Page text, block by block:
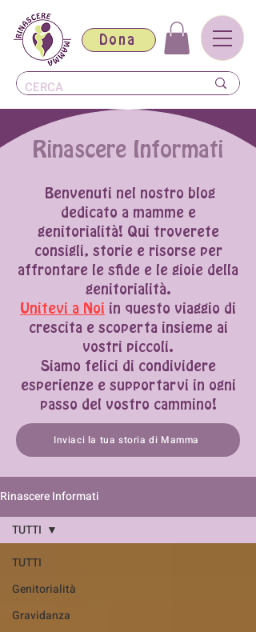
Dona
Rinascere Informati
Benvenuti nel nostro blog
dedicato a mamme e
genitorialità! Qui troverete
consigli, storie e risorse per
affrontare le sfide e le gioie della
genitorialità.
Unitevi a Noi in questo viaggio di
crescita e scoperta insieme ai
vostri piccoli.
Siamo felici di condividere
esperienze e supportarvi in ogni
passo del vostro cammino!
Inviaci la tua storia di Mamma
Rinascere Informati
TUTTI
Genitorialità
Gravidanza
TUTTI